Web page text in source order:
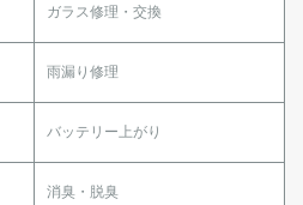
ガラス修理・交換
雨漏り修理
バッテリー上がり
消臭・脱臭